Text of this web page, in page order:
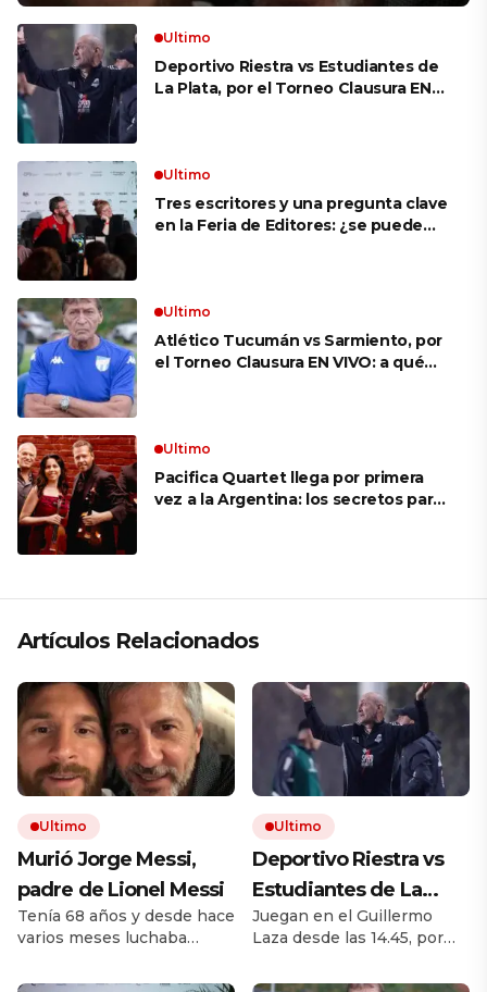
Ultimo
Deportivo Riestra vs Estudiantes de
La Plata, por el Torneo Clausura EN
Ultimo
Tres escritores y una pregunta clave
en la Feria de Editores: ¿se puede
Ultimo
Atlético Tucumán vs Sarmiento, por
el Torneo Clausura EN VIVO: a qué
Ultimo
Pacifica Quartet llega por primera
vez a la Argentina: los secretos para
Artículos Relacionados
Ultimo
Murió Jorge Messi,
padre de Lionel Messi
Tenía 68 años y desde hace
varios meses luchaba
Padre, representante y
Ultimo
Deportivo Riestra vs
Estudiantes de La
Plata, por el Torneo
Clausura EN VIVO: a
qué hora juegan,
Juegan en el Guillermo
Laza desde las 14.45, por
Duró busca recuperarse de